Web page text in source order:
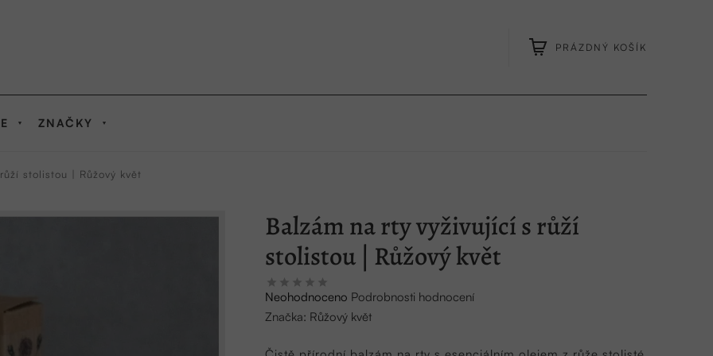
PRÁZDNÝ KOŠÍK
ZNAČKY
stolistou | Růžový květ
Balzám na rty vyživující s růží
stolistou | Růžový květ
Průměrné
hodnocení
produktu
je
Neohodnoceno Podrobnosti hodnocení
Značka: Růžový květ